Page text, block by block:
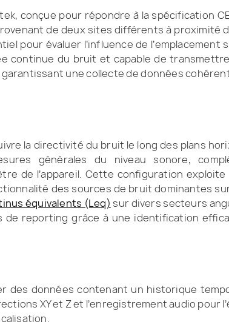
conçue pour répondre à la spécification
de deux sites différents à proximité
pour évaluer l’influence de l’emplacement
continue du bruit et capable de
une collecte de données
la directivité du bruit le long des plans
générales du niveau sonore,
de l’appareil. Cette configuration
des sources de bruit dominantes
équivalents (Leq) sur divers secteurs
de reporting grâce à une identification
données contenant un historique
XY et Z et l’enregistrement audio pour